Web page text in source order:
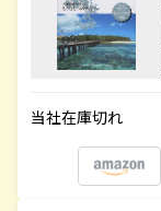
当社在庫切れ